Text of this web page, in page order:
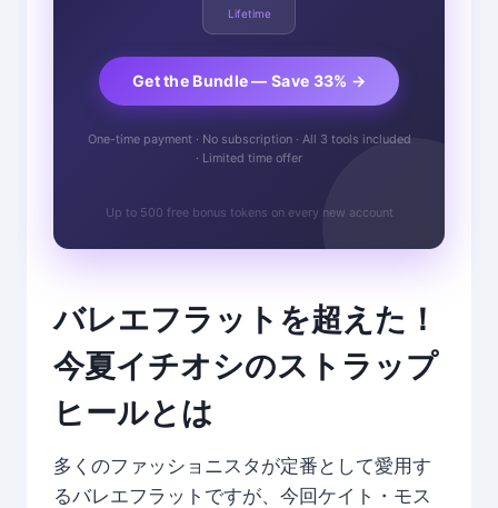
Lifetime
Get the Bundle — Save 33% →
One-time payment · No subscription · All 3 tools included
· Limited time offer
Up to 500 free bonus tokens on every new account
バレエフラットを超えた！
今夏イチオシのストラップ
ヒールとは
多くのファッショニスタが定番として愛用す
るバレエフラットですが、今回ケイト・モス